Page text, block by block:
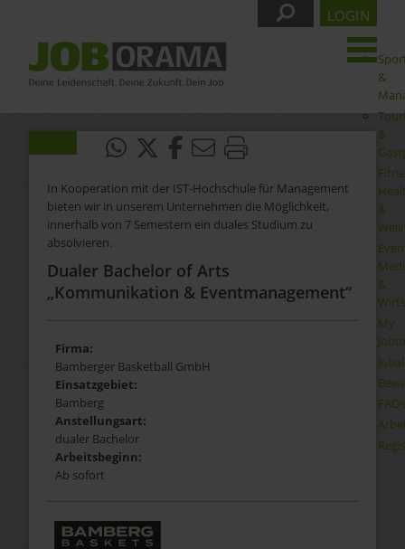
&
&
&
&
My
FAQs
LOGIN
In Kooperation mit der IST-Hochschule für Management
bieten wir in unserem Unternehmen die Möglichkeit,
innerhalb von 7 Semestern ein duales Studium zu
absolvieren.
Dualer Bachelor of Arts
„Kommunikation & Eventmanagement“
Firma:
Bamberger Basketball GmbH
Einsatzgebiet:
Bamberg
Anstellungsart:
dualer Bachelor
Arbeitsbeginn:
Ab sofort